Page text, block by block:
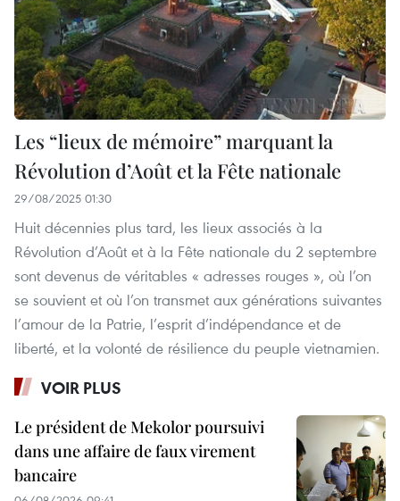
Les “lieux de mémoire” marquant la
Révolution d’Août et la Fête nationale
29/08/2025 01:30
Huit décennies plus tard, les lieux associés à la
Révolution d’Août et à la Fête nationale du 2 septembre
sont devenus de véritables « adresses rouges », où l’on
se souvient et où l’on transmet aux générations suivantes
l’amour de la Patrie, l’esprit d’indépendance et de
liberté, et la volonté de résilience du peuple vietnamien.
VOIR PLUS
Le président de Mekolor poursuivi
dans une affaire de faux virement
bancaire